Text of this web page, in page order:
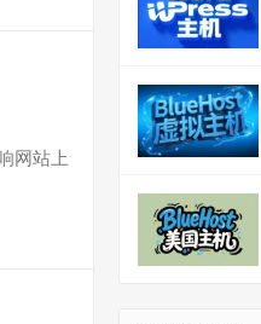
网站上